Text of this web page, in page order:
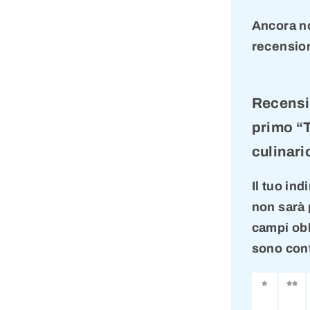
Ancora
primo
Il tuo
non
campi
sono
1
2